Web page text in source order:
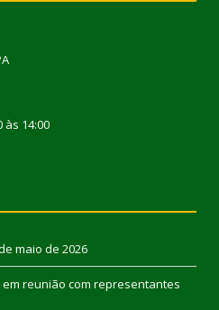
14:00
maio de 2026
reunião com representantes